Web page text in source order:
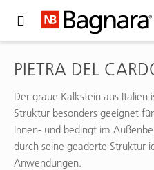
PIETRA DEL
Der graue Kalkstein aus Italien
Struktur besonders geeignet
Innen- und bedingt im
durch seine geaderte Struktur
Anwendungen.